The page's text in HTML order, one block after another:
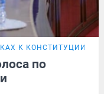
К КОНСТИТУЦИИ
по